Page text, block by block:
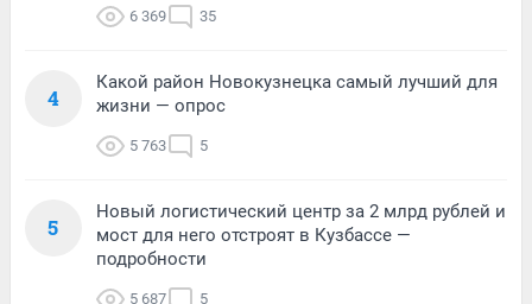
6 369 35
4
Какой район Новокузнецка самый лучший для
жизни — опрос
5 763 5
5
Новый логистический центр за 2 млрд рублей и
мост для него отстроят в Кузбассе —
подробности
5 687 5